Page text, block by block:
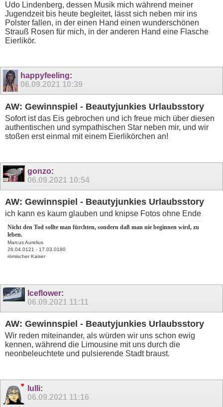
Udo Lindenberg, dessen Musik mich während meiner
Jugendzeit bis heute begleitet, lässt sich neben mir ins
Polster fallen, in der einen Hand einen wunderschönen
Strauß Rosen für mich, in der anderen Hand eine Flasche
Eierlikör.
happyfeeling:
06.09.2021 10:39
AW: Gewinnspiel - Beautyjunkies Urlaubsstory
Sofort ist das Eis gebrochen und ich freue mich über diesen
authentischen und sympathischen Star neben mir, und wir
stoßen erst einmal mit einem Eierlikörchen an!
gonzo:
06.09.2021 10:54
AW: Gewinnspiel - Beautyjunkies Urlaubsstory
ich kann es kaum glauben und knipse Fotos ohne Ende
Nicht den Tod sollte man fürchten, sondern daß man nie beginnen wird, zu
leben.
Marcus Aurelius
26.04.0121 - 17.03.0180
römischer Kaiser
Iceflower:
06.09.2021 11:11
AW: Gewinnspiel - Beautyjunkies Urlaubsstory
Wir reden miteinander, als würden wir uns schon ewig
kennen, während die Limousine mit uns durch die
neonbeleuchtete und pulsierende Stadt braust.
lulli:
06.09.2021 11:16